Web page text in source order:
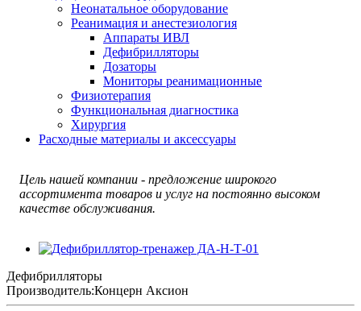
Неонатальное оборудование
Реанимация и анестезиология
Аппараты ИВЛ
Дефибрилляторы
Дозаторы
Мониторы реанимационные
Физиотерапия
Функциональная диагностика
Хирургия
Расходные материалы и аксессуары
Цель нашей компании - предложение широкого
ассортимента товаров и услуг на постоянно высоком
качестве обслуживания.
Дефибрилляторы
Производитель:Концерн Аксион